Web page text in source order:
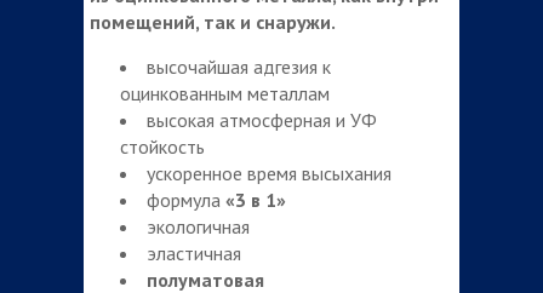
помещений, так и снаружи.
высочайшая адгезия к
оцинкованным металлам
высокая атмосферная и УФ
стойкость
ускоренное время высыхания
формула «3 в 1»
экологичная
эластичная
полуматовая